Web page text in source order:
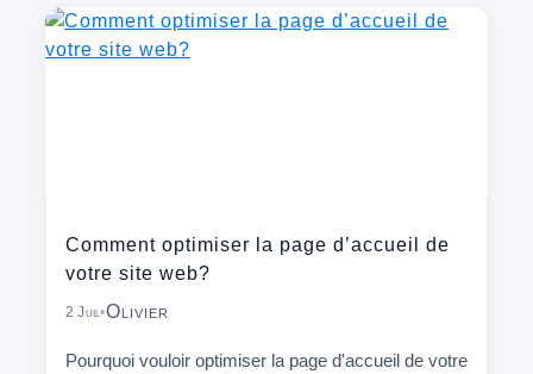
Comment optimiser la page d’accueil de
votre site web?
2 Juil•Olivier
Pourquoi vouloir optimiser la page d'accueil de votre